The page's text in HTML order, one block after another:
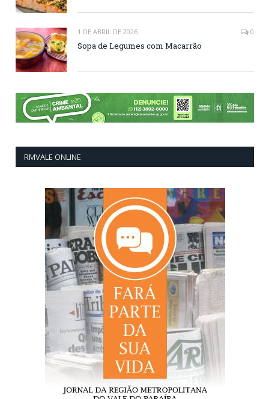
1 DE ABRIL DE 2026 0
Sopa de Legumes com Macarrão
RMVALE ONLINE